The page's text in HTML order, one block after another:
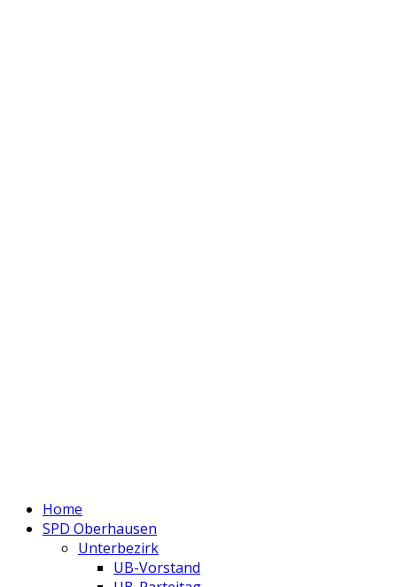
Home
SPD Oberhausen
Unterbezirk
UB-Vorstand